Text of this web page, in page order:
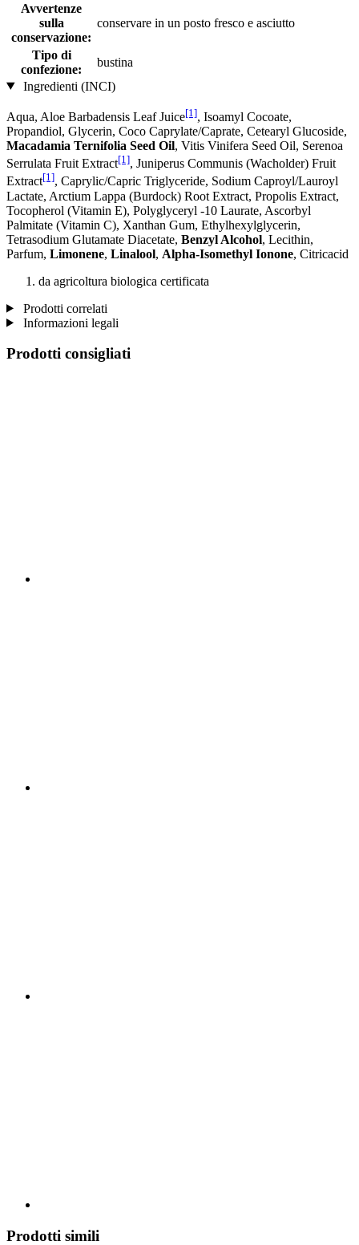
Avvertenze
sulla
conservazione:
conservare in un posto fresco e asciutto
Tipo di
confezione:
bustina
Ingredienti (INCI)
Aqua, Aloe Barbadensis Leaf Juice[1], Isoamyl Cocoate,
Propandiol, Glycerin, Coco Caprylate/Caprate, Cetearyl Glucoside,
Macadamia Ternifolia Seed Oil, Vitis Vinifera Seed Oil, Serenoa
Serrulata Fruit Extract[1], Juniperus Communis (Wacholder) Fruit
Extract[1], Caprylic/Capric Triglyceride, Sodium Caproyl/Lauroyl
Lactate, Arctium Lappa (Burdock) Root Extract, Propolis Extract,
Tocopherol (Vitamin E), Polyglyceryl -10 Laurate, Ascorbyl
Palmitate (Vitamin C), Xanthan Gum, Ethylhexylglycerin,
Tetrasodium Glutamate Diacetate, Benzyl Alcohol, Lecithin,
Parfum, Limonene, Linalool, Alpha-Isomethyl Ionone, Citricacid
da agricoltura biologica certificata
Prodotti correlati
Informazioni legali
Prodotti consigliati
Prodotti simili